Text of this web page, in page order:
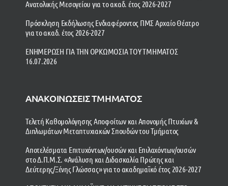
Ανατολικής Μεσογείου για το ακαδ. έτος 2026-2027
Πρόσκληση Εκδήλωσης Ενδιαφέροντος ΠΜΣ Αρχαίο Θέατρο
για το ακαδ. έτος 2026-2027
ΕΝΗΜΕΡΩΣΗ ΓΙΑ ΤΗΝ ΟΡΚΩΜΟΣΙΑ ΤΟΥ ΤΜΗΜΑΤΟΣ
16.07.2026
ΑΝΑΚΟΙΝΩΣΕΙΣ ΤΜΗΜΑΤΟΣ
Τελετή Καθομολόγησης Αποφοίτων και Απονομής Πτυχίων &
Διπλωμάτων Μεταπτυχιακών Σπουδών του Τμήματος
Αποτελέσματα Επιτυχόντων/ουσών και Επιλαχόντων/ουσών
στο Δ.Π.Μ.Σ. «Ανάλυση και Διδασκαλία Πρώτης και
Δεύτερης/Ξένης Γλώσσας» για το ακαδημαϊκό έτος 2026-2027